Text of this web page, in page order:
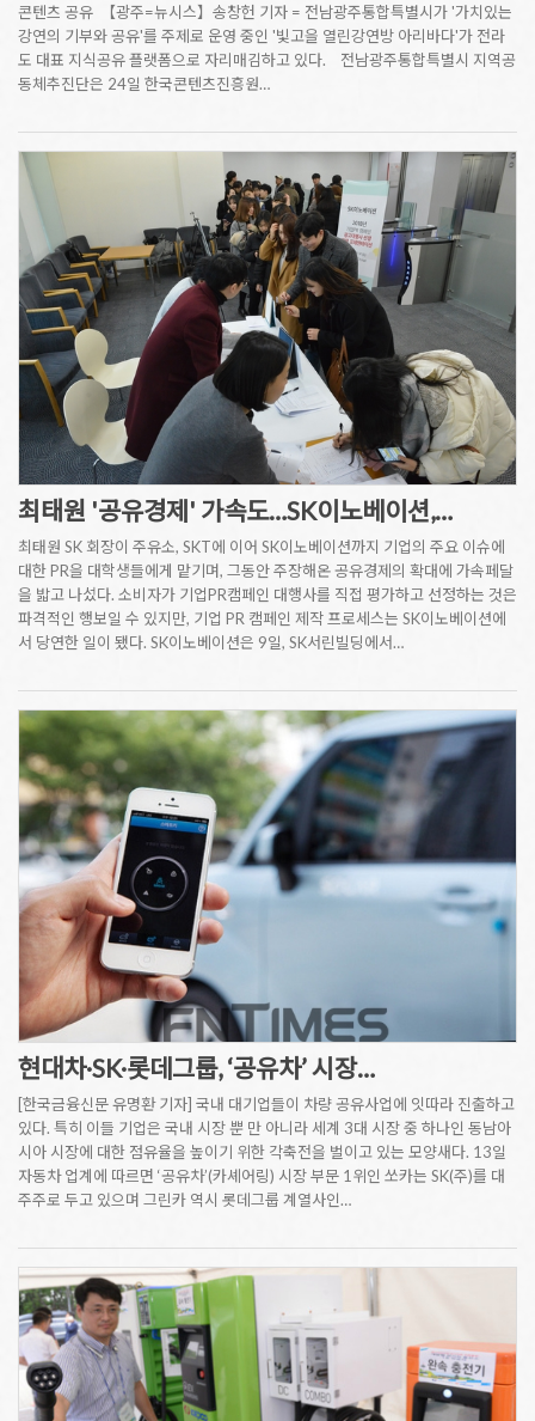
콘텐츠 공유 【광주=뉴시스】송창헌 기자 = 전남광주통합특별시가 '가치있는
강연의 기부와 공유'를 주제로 운영 중인 '빛고을 열린강연방 아리바다'가 전라
도 대표 지식공유 플랫폼으로 자리매김하고 있다. 전남광주통합특별시 지역공
동체추진단은 24일 한국콘텐츠진흥원…
최태원 '공유경제' 가속도…SK이노베이션,…
최태원 SK 회장이 주유소, SKT에 이어 SK이노베이션까지 기업의 주요 이슈에
대한 PR을 대학생들에게 맡기며, 그동안 주장해온 공유경제의 확대에 가속페달
을 밟고 나섰다. 소비자가 기업PR캠페인 대행사를 직접 평가하고 선정하는 것은
파격적인 행보일 수 있지만, 기업 PR 캠페인 제작 프로세스는 SK이노베이션에
서 당연한 일이 됐다. SK이노베이션은 9일, SK서린빌딩에서…
현대차·SK·롯데그룹, ‘공유차’ 시장…
[한국금융신문 유명환 기자] 국내 대기업들이 차량 공유사업에 잇따라 진출하고
있다. 특히 이들 기업은 국내 시장 뿐 만 아니라 세계 3대 시장 중 하나인 동남아
시아 시장에 대한 점유율을 높이기 위한 각축전을 벌이고 있는 모양새다. 13일
자동차 업계에 따르면 ‘공유차’(카셰어링) 시장 부문 1위인 쏘카는 SK(주)를 대
주주로 두고 있으며 그린카 역시 롯데그룹 계열사인…